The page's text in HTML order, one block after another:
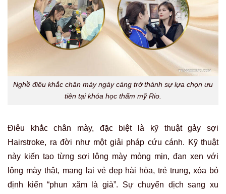
Nghề điêu khắc chân mày ngày càng trở thành sự lựa chọn ưu
tiên tại khóa học thẩm mỹ Rio.
Điêu khắc chân mày, đặc biệt là kỹ thuật gảy sợi
Hairstroke, ra đời như một giải pháp cứu cánh. Kỹ thuật
này kiến tạo từng sợi lông mày mỏng mịn, đan xen với
lông mày thật, mang lại vẻ đẹp hài hòa, trẻ trung, xóa bỏ
định kiến “phun xăm là già”. Sự chuyển dịch sang xu